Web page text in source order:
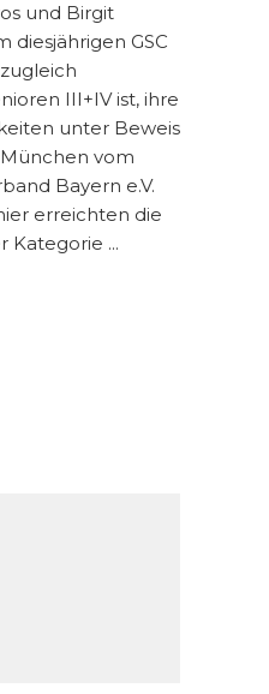
und Birgit
diesjährigen GSC
III+IV ist, ihre
unter Beweis
vom
Bayern e.V.
erreichten die
Kategorie